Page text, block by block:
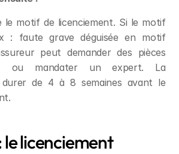
le motif de licenciement. Si le motif
: faute grave déguisée en motif
peut demander des pièces
ou mandater un expert. La
de 4 à 8 semaines avant le
le licenciement